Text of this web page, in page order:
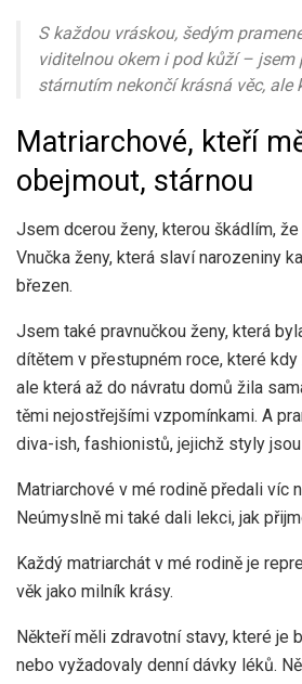
S každou vráskou, šedým
viditelnou okem i pod kůží – jsem
stárnutím nekončí krásná věc, ale
Matriarchové, kteří
obejmout, stárnou
Jsem dcerou ženy, kterou škádlím,
Vnučka ženy, která slaví narozeniny
březen.
Jsem také pravnučkou ženy, která
dítětem v přestupném roce, které
ale která až do návratu domů žila
těmi nejostřejšími vzpomínkami. A
diva-ish, fashionistů, jejichž styly
Matriarchové v mé rodině předali víc
Neúmyslně mi také dali lekci, jak
Každý matriarchát v mé rodině je
věk jako milník krásy.
Někteří měli zdravotní stavy, které je
nebo vyžadovaly denní dávky léků.